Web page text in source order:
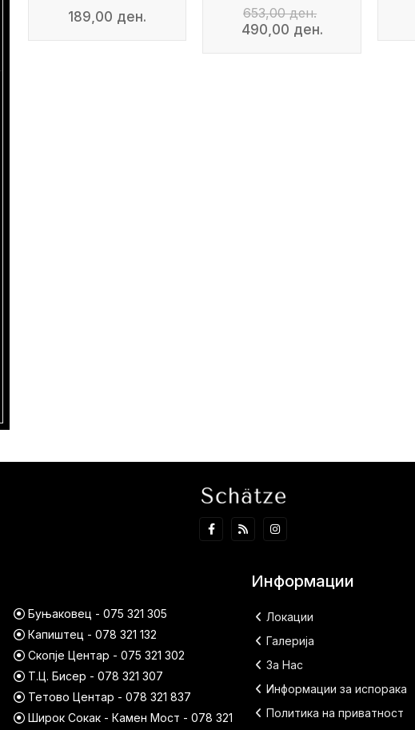
189,00 ден.
653,00 ден.
490,00 ден.
Буњаковец - 075 321 305
Капиштец - 078 321 132
Скопје Центар - 075 321 302
Т.Ц. Бисер - 078 321 307
Тетово Центар - 078 321 837
Широк Сокак - Камен Мост - 078 321
Информации
Локации
Галерија
За Нас
Информации за испорака
Политика на приватност